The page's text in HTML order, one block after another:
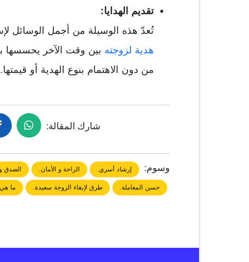
تقديم الهدايا:
تُعدّ هذه الوسيلة من أجمل الوسائل
هدية لزوجته بين وقت الآخر يحسسها
من دون الاهتمام بنوع الهدية أو قيمتها.
شارك المقالة:
وسوم: إرشاد أسري. الراحة و الأمان. الصدق
حسن المعاملة. طرق لإبقاء الزوجة سعيدة. ما